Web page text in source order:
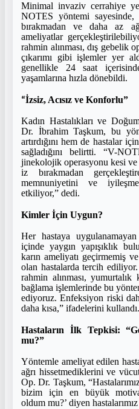
Minimal invaziv cerrahiye
NOTES yöntemi sayesinde,
bırakmadan ve daha az
ameliyatlar
rahmin alınması, dış gebelik
çıkarımı gibi işlemler yer
genellikle 24 saat
yaşamlarına hızla dönebildi.
“İzsiz, Acısız ve Konforlu”
Kadın Hastalıkları ve
Dr. İbrahim Taşkum, bu
artırdığını hem de hastalar
sağladığını belirtti. “V-
jinekolojik operasyonu kesi ve
iz bırakmadan
memnuniyetini ve
etkiliyor,” dedi.
Kimler İçin Uygun?
Her hastaya
içinde yaygın yapışıklık
karın ameliyatı geçirmemiş
olan hastalarda tercih
rahmin alınması, yumurtalık
bağlama işlemlerinde bu
ediyoruz. Enfeksiyon riski
daha kısa,” ifadelerini kullandı.
Hastaların İlk Tepkisi:
mu?”
Yöntemle ameliyat edilen
ağrı hissetmediklerini ve
Op. Dr. Taşkum,
bizim için en büyük
oldum mu?’ diyen